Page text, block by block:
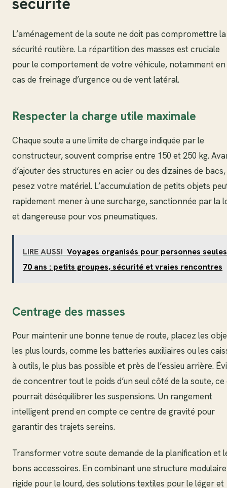
L’aménagement de la soute ne doit pas compromettre la
sécurité routière. La répartition des masses est cruciale
pour le comportement de votre véhicule, notamment en
cas de freinage d’urgence ou de vent latéral.
Respecter la charge utile maximale
Chaque soute a une limite de charge indiquée par le
constructeur, souvent comprise entre 150 et 250 kg.
d’ajouter des structures en acier ou des dizaines de bacs,
pesez votre matériel. L’accumulation de petits objets
rapidement mener à une surcharge, sanctionnée par la
et dangereuse pour vos pneumatiques.
LIRE AUSSI Voyages organisés pour personnes seules
70 ans : petits groupes, sécurité et vraies rencontres
Centrage des masses
Pour maintenir une bonne tenue de route, placez les
les plus lourds, comme les batteries auxiliaires ou les
à outils, le plus bas possible et près de l’essieu arrière.
de concentrer tout le poids d’un seul côté de la soute, ce
pourrait déséquilibrer les suspensions. Un rangement
intelligent prend en compte ce centre de gravité pour
garantir des trajets sereins.
Transformer votre soute demande de la planification et
bons accessoires. En combinant une structure modulaire
rigide pour le lourd, des solutions textiles pour le léger et